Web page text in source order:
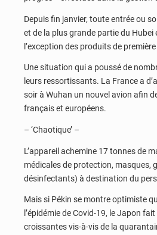
Depuis fin janvier, toute entrée ou
et de la plus grande partie du
l’exception des produits de
Une situation qui a poussé de
leurs ressortissants. La France a
soir à Wuhan un nouvel avion afin
français et européens.
– ‘Chaotique’ –
L’appareil achemine 17 tonnes de
médicales de protection, masques,
désinfectants) à destination du
Mais si Pékin se montre optimiste
l’épidémie de Covid-19, le Japon
croissantes vis-à-vis de la